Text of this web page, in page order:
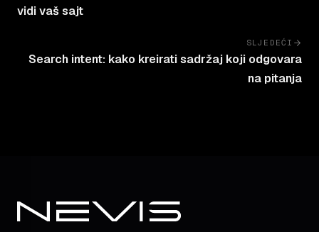
vidi vaš sajt
SLJEDEĆI
Search intent: kako kreirati sadržaj koji odgovara
na pitanja